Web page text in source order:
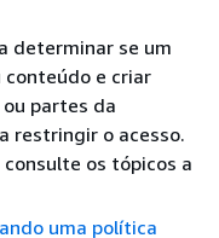
determinar se um
conteúdo e criar
partes da
restringir o acesso.
os tópicos a
uma política